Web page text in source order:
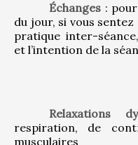
Échanges :
du jour, si vous
pratique inter-
et l’intention de la
Relaxations
respiration, de
musculaires